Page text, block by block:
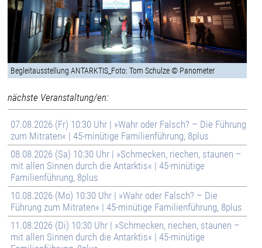
Begleitausstellung ANTARKTIS_Foto: Tom Schulze © Panometer
nächste Veranstaltung/en:
07.08.2026 (Fr) 10:30 Uhr | »Wahr oder Falsch? – Die Führung
zum Mitraten« | 45-minütige Familienführung, 8plus
08.08.2026 (Sa) 10:30 Uhr | »Schmecken, riechen, staunen –
mit allen Sinnen durch die Antarktis« | 45-minütige
Familienführung, 8plus
10.08.2026 (Mo) 10:30 Uhr | »Wahr oder Falsch? – Die
Führung zum Mitraten« | 45-minütige Familienführung, 8plus
11.08.2026 (Di) 10:30 Uhr | »Schmecken, riechen, staunen –
mit allen Sinnen durch die Antarktis« | 45-minütige